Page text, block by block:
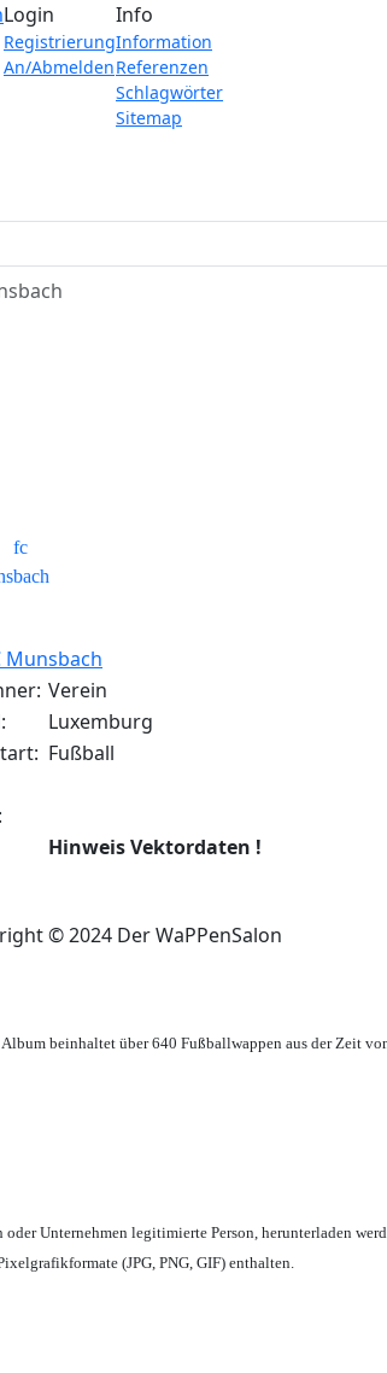
Login
Registrierung
An/Abmelden
Info
Information
Referenzen
Schlagwörter
Sitemap
Munsbach
Verein
Luxemburg
Fußball
Hinweis Vektordaten !
© 2024 Der WaPPenSalon
beinhaltet über 640 Fußballwappen aus der Zeit
oder Unternehmen legitimierte Person,herunterladen
(JPG, PNG, GIF) enthalten.